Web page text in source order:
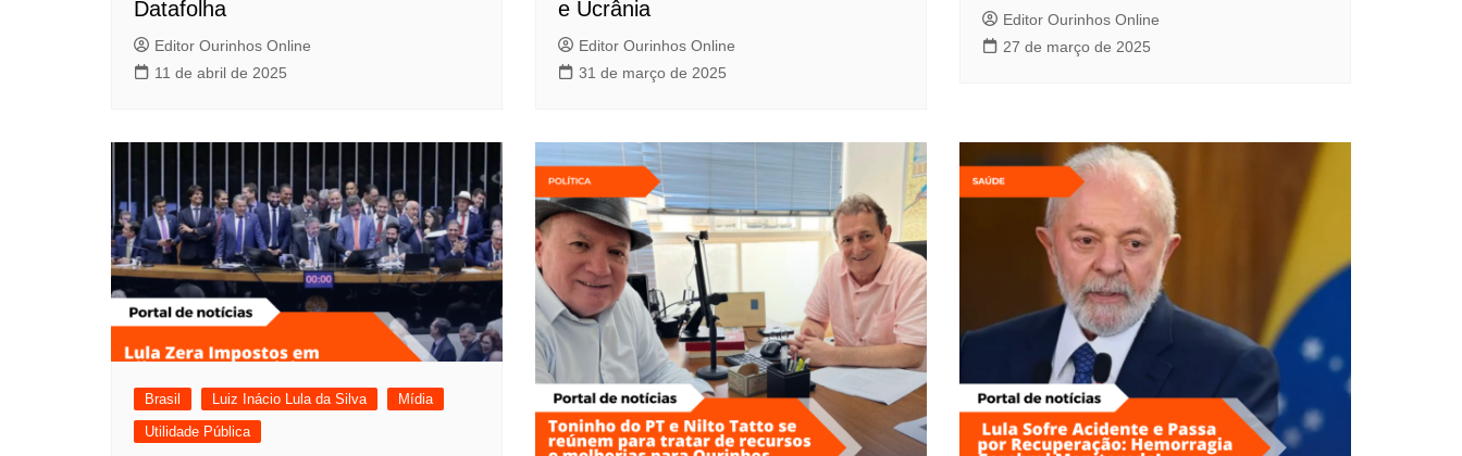
Datafolha
Editor Ourinhos Online
11 de abril de 2025
e Ucrânia
Editor Ourinhos Online
31 de março de 2025
Editor Ourinhos Online
27 de março de 2025
Brasil Luiz Inácio Lula da Silva
Mídia
Utilidade Pública